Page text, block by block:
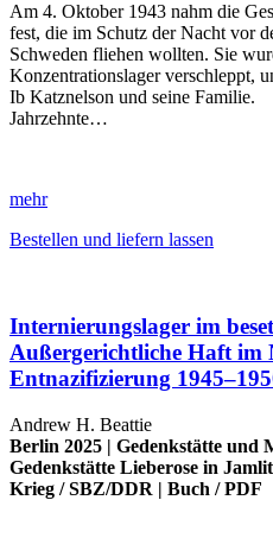
Am 4. Oktober 1943 nahm die
fest, die im Schutz der Nacht vor
Schweden fliehen wollten. Sie
Konzentrationslager verschleppt,
Ib Katznelson und seine Familie.
Jahrzehnte…
mehr
Bestellen und liefern lassen
Internierungslager im
Außergerichtliche Haft im
Entnazifizierung
Andrew H. Beattie
Berlin 2025 | Gedenkstätte und
Gedenkstätte Lieberose in
Krieg /SBZ/DDR | Buch /PDF